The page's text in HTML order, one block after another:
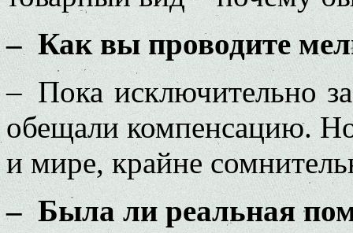
– Как вы проводите
– Пока исключительно за
обещали компенсацию. Но
и мире, крайне
– Была ли реальная